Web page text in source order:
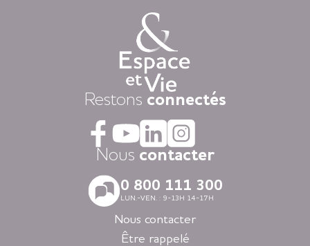
Chaque jour, nous mettons à disposition des animations
variées auxquelles, vous restez libre d’y participer, une
restauration « fait-maison », et une aide à la personne
attentionnée, réalisée par des équipes de professionnels
Dans nos résidences pour personnes âgées vous vivez dans
la tranquillité grâce au dispositif d’appel d’urgence et la
coordination médicale inclues. Faites le choix du confort
avec la restauration, la blanchisserie, l’espace coiffure-beauté
ou l’espace forme et détente à votre disposition dans vos
espaces communs.
Avec nos logements modernes et spécialement adaptés aux
personnes âgées vous vivez en toute autonomie dans des
villes agréables et des environnements soigneusement
sélectionnés en Nouvelle-Aquitaine, en Auvergne-Rhône-
Alpes, en Ile-de-France, en Bretagne et dans les Pays de la
Restons connectés
Nous contacter
0 800 111 300
LUN.-VEN. : 9-13H 14-17H
Nous contacter
Être rappelé